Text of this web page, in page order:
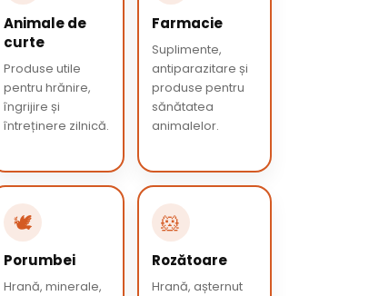
Animale de
curte
Produse utile
pentru hrănire,
îngrijire și
întreținere zilnică.
Farmacie
Suplimente,
antiparazitare și
produse pentru
sănătatea
animalelor.
🕊️
Porumbei
Hrană, minerale,
🐹
Rozătoare
Hrană, așternut